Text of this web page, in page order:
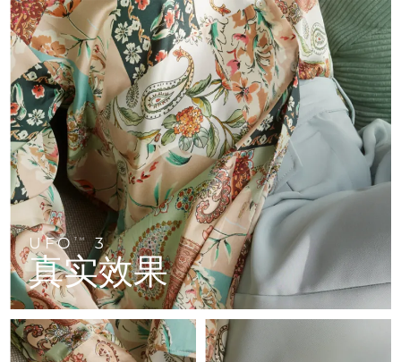
UFOTM 3
真实效果
LUNA™ 4 mini
For young skin, T-zone
LUNA™ 4 go
For travel or gym bag
LUNA™ 护肤
Premium cleansers & balm
LUNA™ 设备
All facial cleansing devices
面部提拉护理
Premium anti-aging skincare
BEAR™ 设备
All premium facelift devices
UFO™ 3 mini
Red light therapy device for young skin
UFO™ 3 go
Portable red light therapy
面膜
Rejuvenation & hydration
UFO™ 设备
All deep facial hydration devices
issa™ 4 smile
Hybrid silicone sonic toothbrush
issa™ 4 baby
For ages 0-3
issa™ Teeth Whitening Set
Dual LED + sonic device & 18% PAP gel
ISSA™ 设备
All silicone sonic toothbrushes
FAQ™ 101
Clinical anti-aging
FAQ™ 102
Advanced clinical anti-aging
FAQ™ 103
Luxurious clinical anti-aging set
FAQ™ P1 Primer
Manuka honey primer
FAQ™ 201
LED mask
FAQ™ 202
LED mask
FAQ™ 211
Anti-aging neck & décolleté LED mask
FAQ™ 221
Anti-aging LED hand mask
生发
FAQ™ 301
LED hair strengthening scalp massager
FAQ™ Scalp Serum
Scalp recovery probiotic serum
FAQ™护肤品
All FAQ™ skincare
肌肤年轻化
NEW
FAQ™ 501
Full-Spectrum Red Light Therapy
FAQ™ 502
Full-Spectrum Red Light Therapy
FAQ™ Red Light Serum
保健品
NEW
专业治疗
中国 预计送达日期8/9/26
哥伦比亚 预计送达日期8/13/26
克罗地亚 预计送达日期 8/9/26
塞浦路斯 预计送达日期 8/10/26
捷克 预计送达日期8/9/26
丹麦 预计送达日期
爱沙尼亚 预计送达日期8/9/26
芬兰